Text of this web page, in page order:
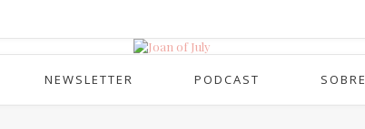
NEWSLETTER PODCAST SOBRE